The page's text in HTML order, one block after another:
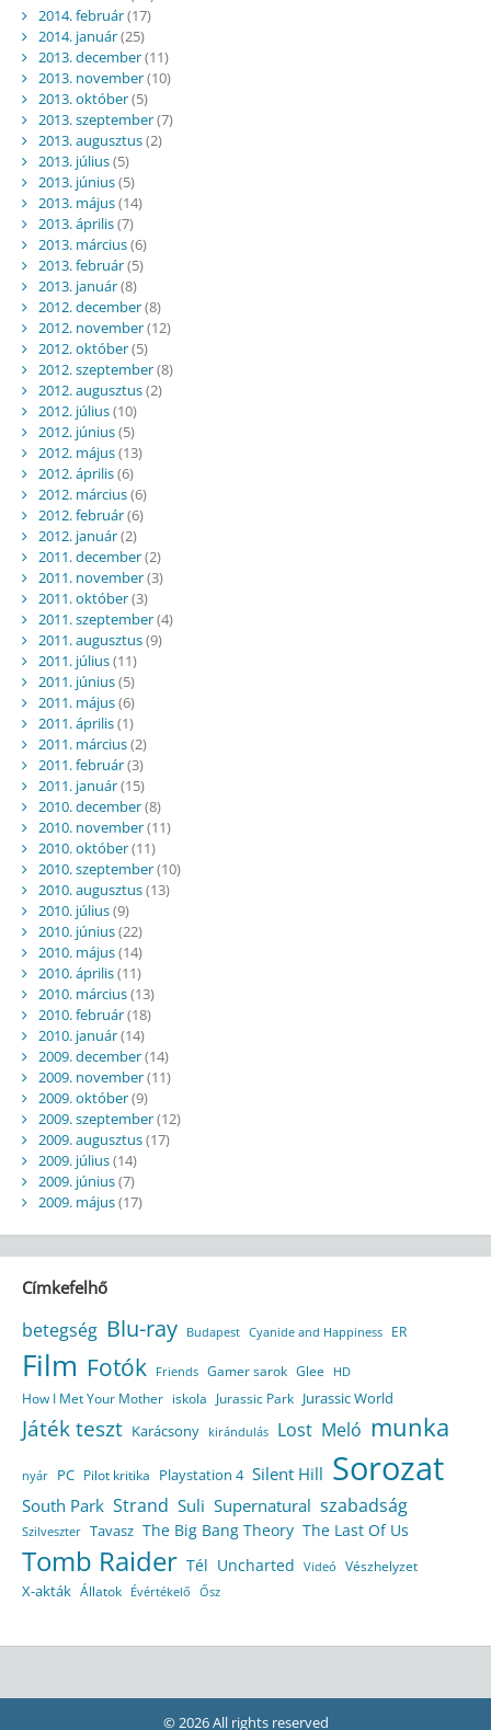
2014. február(17)
2014. január(25)
2013. december(11)
2013. november(10)
2013. október(5)
2013. szeptember(7)
2013. augusztus(2)
2013. július(5)
2013. június(5)
2013. május(14)
2013. április(7)
2013. március(6)
2013. február(5)
2013. január(8)
2012. december(8)
2012. november(12)
2012. október(5)
2012. szeptember(8)
2012. augusztus(2)
2012. július(10)
2012. június(5)
2012. május(13)
2012. április(6)
2012. március(6)
2012. február(6)
2012. január(2)
2011. december(2)
2011. november(3)
2011. október(3)
2011. szeptember(4)
2011. augusztus(9)
2011. július(11)
2011. június(5)
2011. május(6)
2011. április(1)
2011. március(2)
2011. február(3)
2011. január(15)
2010. december(8)
2010. november(11)
2010. október(11)
2010. szeptember(10)
2010. augusztus(13)
2010. július(9)
2010. június(22)
2010. május(14)
2010. április(11)
2010. március(13)
2010. február(18)
2010. január(14)
2009. december(14)
2009. november(11)
2009. október(9)
2009. szeptember(12)
2009. augusztus(17)
2009. július(14)
2009. június(7)
2009. május(17)
Címkefelhő
betegség Blu-ray Budapest Cyanide and Happiness ER
Film Fotók Friends Gamer sarok Glee HD
How I Met Your Mother iskola Jurassic Park Jurassic World
Játék teszt Karácsony kirándulás Lost Meló munka
nyár PC Pilot kritika Playstation 4 Silent Hill Sorozat
South Park Strand Suli Supernatural szabadság
Szilveszter Tavasz The Big Bang Theory The Last Of Us
Tomb Raider Tél Uncharted Videó Vészhelyzet
X-akták Állatok Évértékelő Ősz
© 2026 All rights reserved